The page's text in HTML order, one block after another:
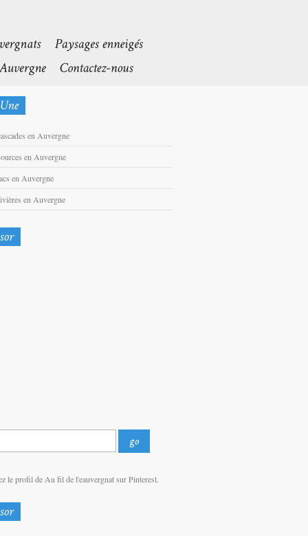
en Auvergne
en Auvergne
en Auvergne
en Auvergne
le profil de Au fil de l'eauvergnat sur Pinterest.